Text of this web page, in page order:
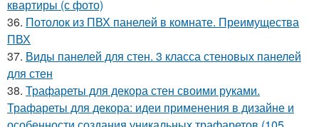
квартиры (с фото)
36. Потолок из ПВХ панелей в комнате. Преимущества
ПВХ
37. Виды панелей для стен. 3 класса стеновых панелей
для стен
38. Трафареты для декора стен своими руками.
Трафареты для декора: идеи применения в дизайне и